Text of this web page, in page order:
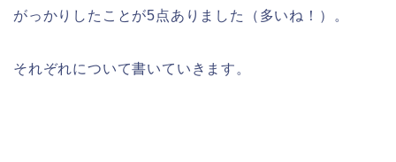
がっかりしたことが5点ありました（多いね！）。
それぞれについて書いていきます。